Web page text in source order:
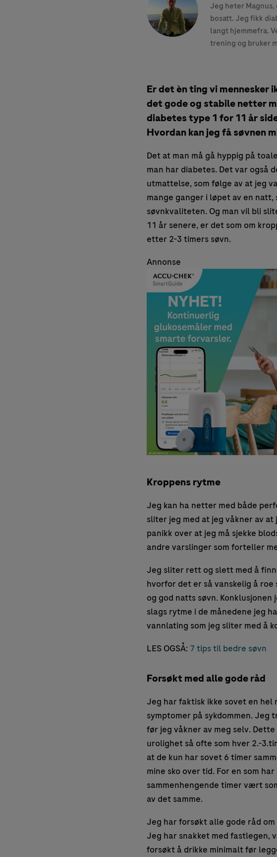
Jeg heter
bosatt. Jeg fikk
langt hjemmefra.
trening og bruker
Er det èn ting vi mennesker
det gode og stabile netter
diabetes type 1 for 11 år
Hvordan kan jeg få søvnen
Det at man må gå hyppig på
man har diabetes. Det var også
utmattelse, som følge av at jeg
mange ganger i løpet av en
søvnkvaliteten. Og man vil bli
11 år senere, er det som om
etter 2-3 timers søvn.
Annonse
Kroppens rytme
Jeg kan ha netter med både
sliter jeg med at jeg våkner av at
panikk over at jeg må sjekke
andre varslinger som forteller
Jeg sliter rett og slett med å
hvorfor det er så vanskelig å
og god natts søvn.
slags rytme i de månedene jeg
vannlating som jeg sliter med å
LES OGSÅ: 7 tips til bedre søvn
Forsøkt med alle gode råd
Jeg har faktisk ikke sovet en
symptomer på sykdommen. Jeg
før jeg våkner av meg selv.
urolighet så ofte som hver 2.-
at de kun har sovet 6 timer
mine sko over tid. For en som
sammenhengende timer vært
av det samme.
Jeg har forsøkt alle gode råd
Jeg har snakket med fastlegen,
forsøkt å drikke minimalt før